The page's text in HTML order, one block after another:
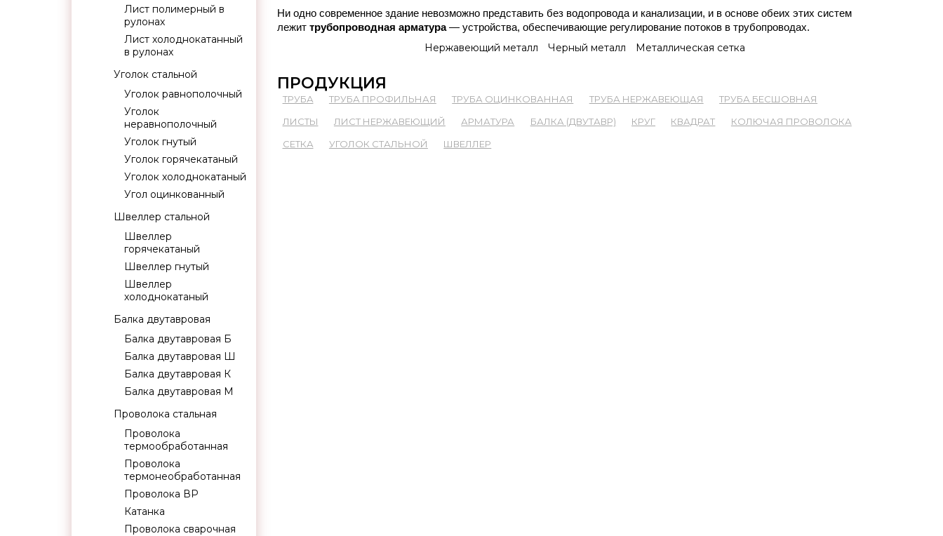
Лист полимерный в
рулонах
Лист холоднокатанный
в рулонах
Уголок стальной
Уголок равнополочный
Уголок
неравнополочный
Уголок гнутый
Уголок горячекатаный
Уголок холоднокатаный
Угол оцинкованный
Швеллер стальной
Швеллер
горячекатаный
Швеллер гнутый
Швеллер
холоднокатаный
Балка двутавровая
Балка двутавровая Б
Балка двутавровая Ш
Балка двутавровая К
Балка двутавровая М
Проволока стальная
Проволока
термообработанная
Проволока
термонеобработанная
Проволока ВР
Катанка
Проволока сварочная
Ни одно современное здание невозможно представить без водопровода и канализации, и в основе обеих этих систем
лежит трубопроводная арматура — устройства, обеспечивающие регулирование потоков в трубопроводах.
Нержавеющий металл Черный металл Металлическая сетка
ПРОДУКЦИЯ
ТРУБА ТРУБА ПРОФИЛЬНАЯ ТРУБА ОЦИНКОВАННАЯ ТРУБА НЕРЖАВЕЮЩАЯ
ТРУБА БЕСШОВНАЯ
ЛИСТЫ
ЛИСТ НЕРЖАВЕЮЩИЙ АРМАТУРА БАЛКА (ДВУТАВР) КРУГ КВАДРАТ
КОЛЮЧАЯ ПРОВОЛОКА
СЕТКА
УГОЛОК СТАЛЬНОЙ ШВЕЛЛЕР